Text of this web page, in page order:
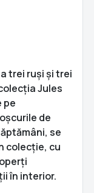
trei ruși și trei
Jules
pe
de
se
colecție, cu
în interior.